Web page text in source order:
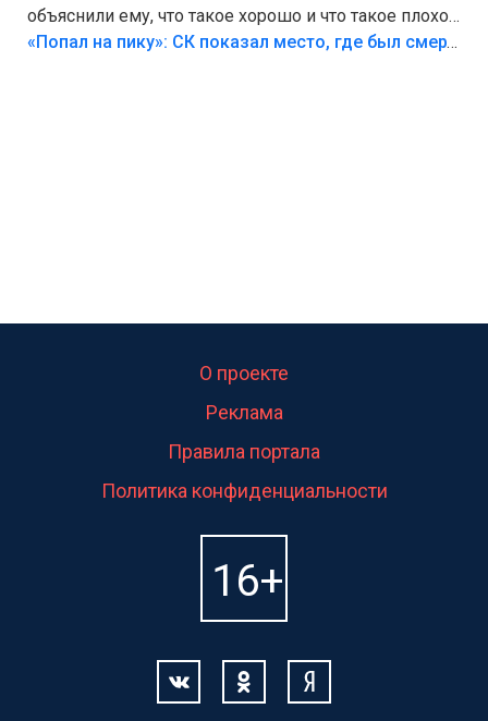
объяснили ему, что такое хорошо и что такое плохо!
Лезть через такой забор,верх безумия,есть же
«Попал на пику»: СК показал место, где был смертельно травмирован ребенок в Тольятти
О проекте
Реклама
Правила портала
Политика конфиденциальности